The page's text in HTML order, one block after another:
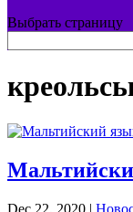
Выбрать страницу
Dec 22, 2020 |